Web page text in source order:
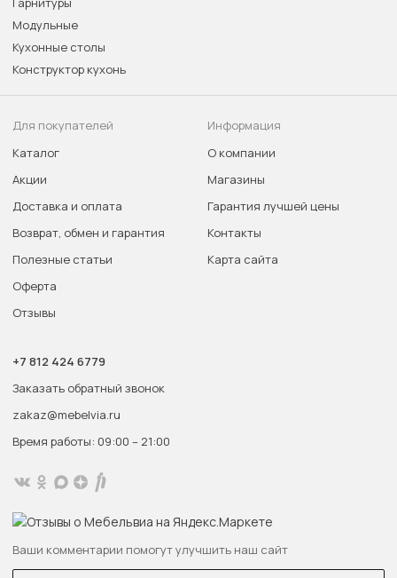
Модульные
Кухонные столы
Конструктор кухонь
Для покупателей
Каталог
Акции
Доставка и оплата
Возврат, обмен и гарантия
Полезные статьи
Оферта
Отзывы
Информация
О компании
Магазины
Гарантия лучшей цены
Контакты
Карта сайта
+7 812 424 6779
Заказать обратный звонок
zakaz@mebelvia.ru
Время работы: 09:00 – 21:00
Ваши комментарии помогут улучшить наш сайт